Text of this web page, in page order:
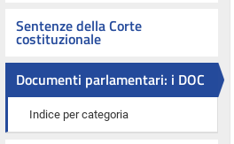
Sentenze della Corte
costituzionale
Documenti parlamentari: i DOC
Indice per categoria